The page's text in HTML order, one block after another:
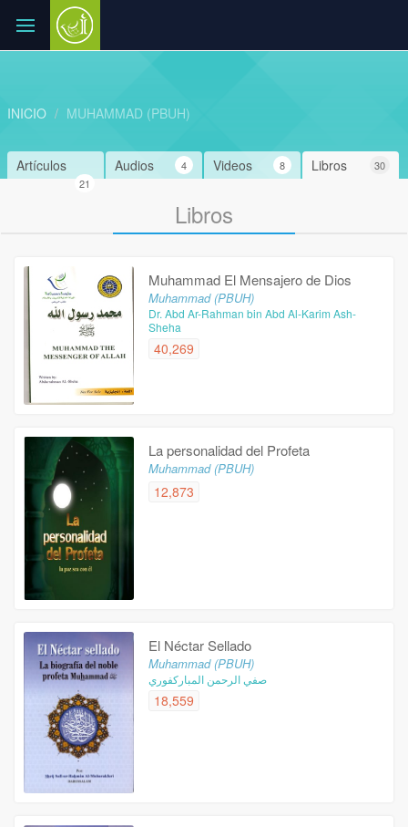
INICIO MUHAMMAD (PBUH)
Libros 30
Videos 8
Audios 4
Artículos
21
Libros
Muhammad El Mensajero de Dios
Muhammad (PBUH)
Dr. Abd Ar-Rahman bin Abd Al-Karim Ash-
Sheha
40,269
La personalidad del Profeta
Muhammad (PBUH)
12,873
El Néctar Sellado
Muhammad (PBUH)
صفي الرحمن المباركفوري
18,559